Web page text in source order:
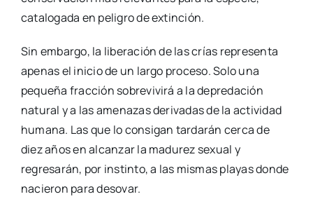
catalogada en peligro de extinción.
Sin embargo, la liberación de las crías representa
apenas el inicio de un largo proceso. Solo una
pequeña fracción sobrevivirá a la depredación
natural y a las amenazas derivadas de la actividad
humana. Las que lo consigan tardarán cerca de
diez años en alcanzar la madurez sexual y
regresarán, por instinto, a las mismas playas donde
nacieron para desovar.